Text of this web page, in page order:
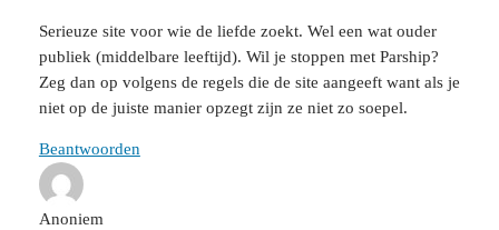
Serieuze site voor wie de liefde zoekt. Wel een wat ouder
publiek (middelbare leeftijd). Wil je stoppen met Parship?
Zeg dan op volgens de regels die de site aangeeft want als je
niet op de juiste manier opzegt zijn ze niet zo soepel.
Beantwoorden
Anoniem